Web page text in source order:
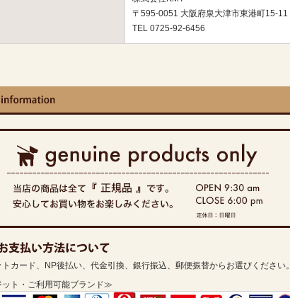
〒595-0051 大阪府泉大津市東港町15-11
TEL 0725-92-6456
トカード、NP後払い、代金引換、銀行振込、郵便振替からお選びください。
ト・ご利用可能ブランド≫